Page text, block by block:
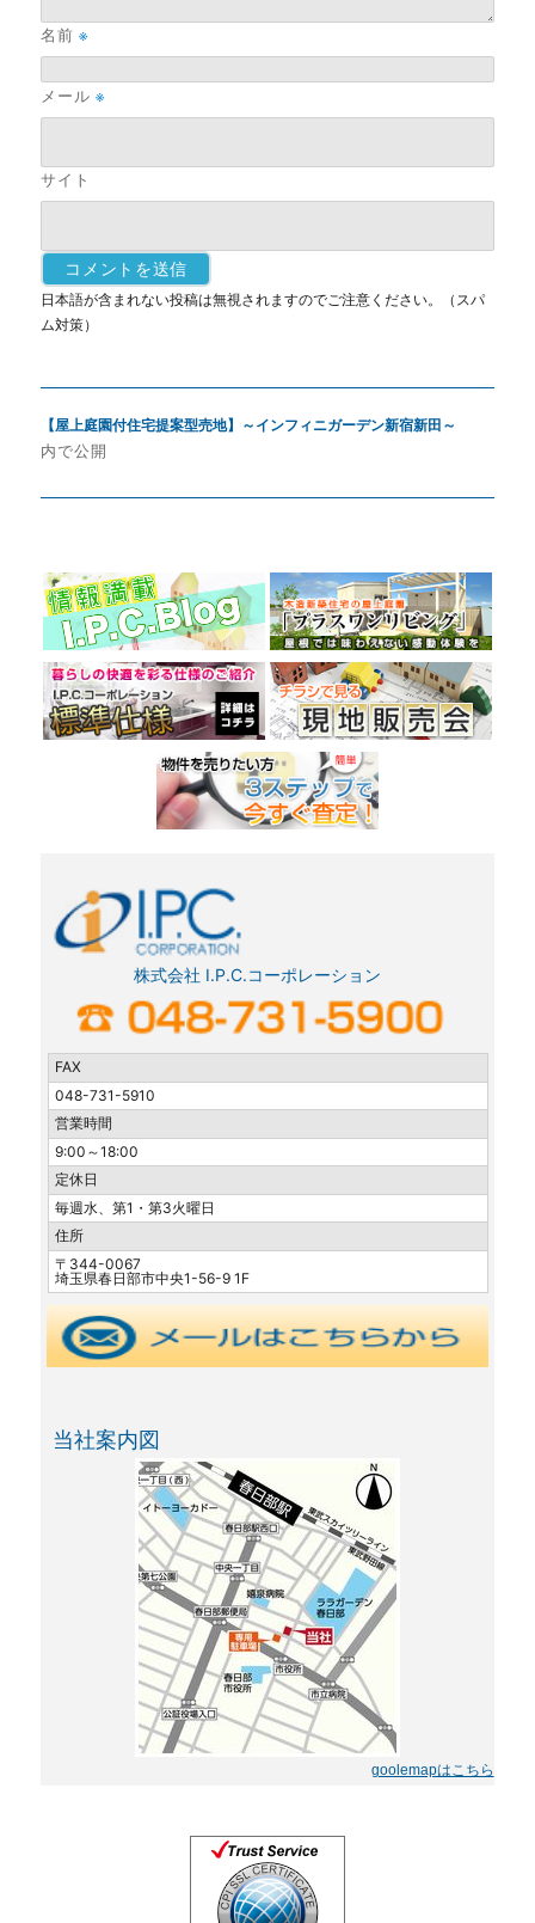
名前※
メール※
サイト
日本語が含まれない投稿は無視されますのでご注意ください。（スパ
ム対策）
稿
ー
シ
ョ
ン
【屋上庭園付住宅提案型売地】～インフィニガーデン新宿新田～
内で公開
株式会社 I.P.C.コーポレーション
FAX
048-731-5910
営業時間
9:00～18:00
定休日
毎週水、第1・第3火曜日
住所
〒344-0067
埼玉県春日部市中央1-56-9 1F
当社案内図
goolemapはこちら